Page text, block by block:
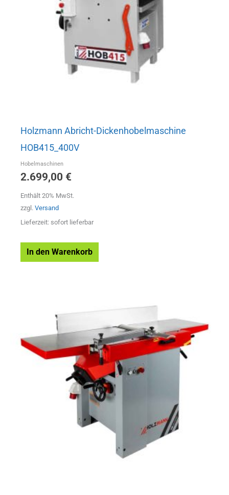
Holzmann Abricht-Dickenhobelmaschine
HOB415_400V
Hobelmaschinen
2.699,00 €
Enthält 20% MwSt.
zzgl. Versand
Lieferzeit: sofort lieferbar
In den Warenkorb